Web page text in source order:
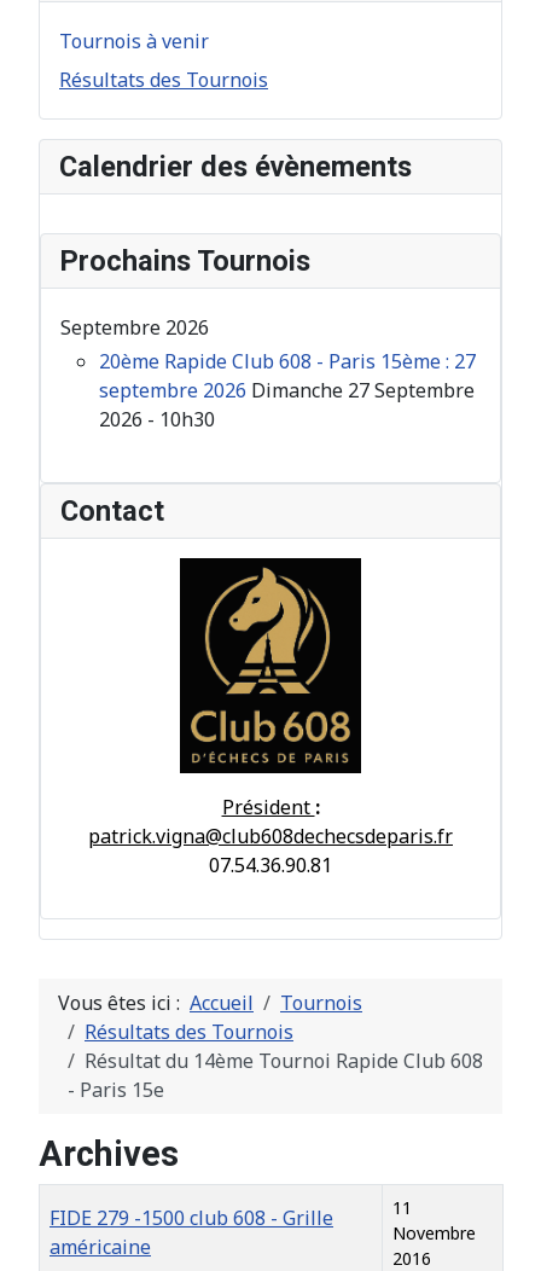
Tournois à venir
Résultats des Tournois
Calendrier des évènements
Prochains Tournois
Septembre 2026
20ème Rapide Club 608 - Paris 15ème : 27
septembre 2026 Dimanche 27 Septembre
2026 - 10h30
Contact
Président :
patrick.vigna@club608dechecsdeparis.fr
07.54.36.90.81
Vous êtes ici : Accueil
Tournois
Résultats des Tournois
Résultat du 14ème Tournoi Rapide Club 608
- Paris 15e
Archives
Titre Date de création
FIDE 279 -1500 club 608 - Grille
américaine
11
Novembre
2016